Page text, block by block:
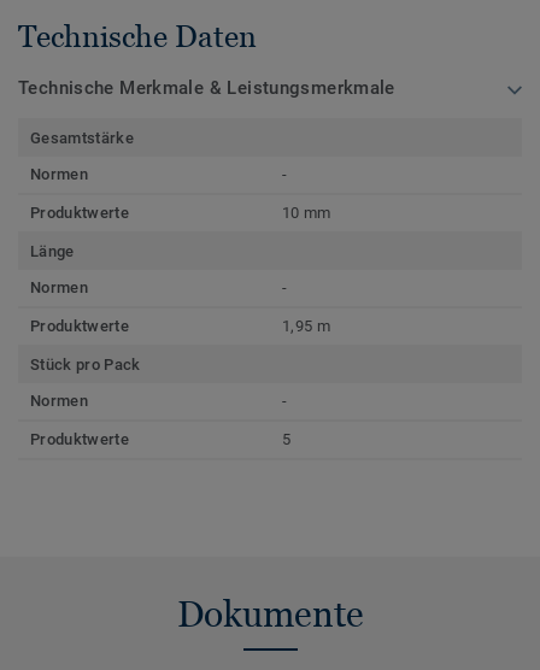
Technische Daten
Technische Merkmale & Leistungsmerkmale
Gesamtstärke
Normen
-
Produktwerte 10 mm
Länge
Normen
-
Produktwerte 1,95 m
Stück pro Pack
Normen
-
Produktwerte 5
Dokumente